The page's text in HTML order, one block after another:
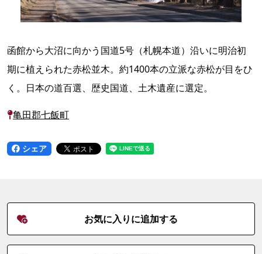
函館から大沼に向かう国道5号（札幌本道）沿いに明治初
期に植えられた赤松並木。約1400本の立派な赤松が目をひ
く。日本の道百選、歴史国道、土木遺産に選定。
亀田郡七飯町
シェア
お気に入りに追加する